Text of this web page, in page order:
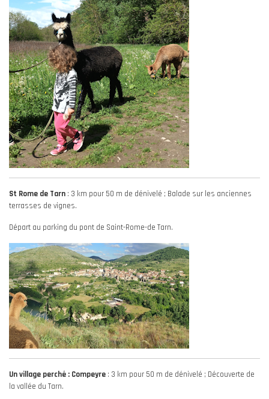
St Rome de Tarn : 3 km pour 50 m de dénivelé ; Balade sur les anciennes
terrasses de vignes.
Départ au parking du pont de Saint-Rome-de Tarn.
Un village perché : Compeyre : 3 km pour 50 m de dénivelé ; Découverte de
la vallée du Tarn.